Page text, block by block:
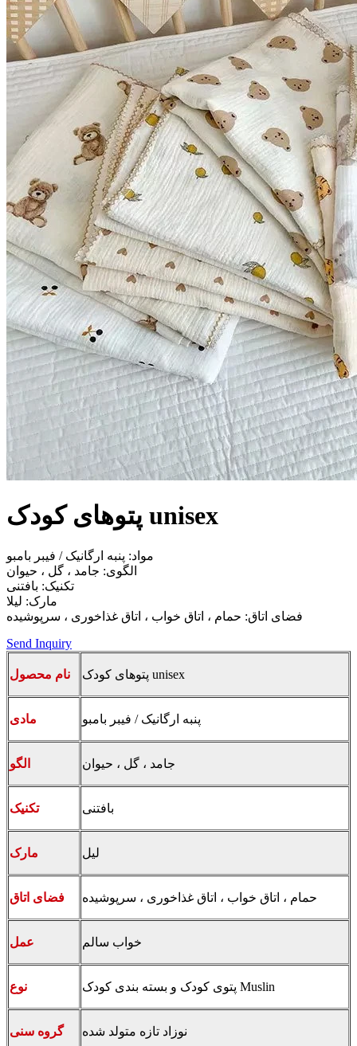
پتوهای کودک unisex
مواد: پنبه ارگانیک / فیبر بامبو
الگوی: جامد ، گل ، حیوان
تکنیک: بافتنی
مارک: لیلا
فضای اتاق: حمام ، اتاق خواب ، اتاق غذاخوری ، سرپوشیده
Send Inquiry
نام محصول پتوهای کودک unisex
مادی پنبه ارگانیک / فیبر بامبو
الگو جامد ، گل ، حیوان
تکنیک بافتنی
مارک لیل
فضای اتاق حمام ، اتاق خواب ، اتاق غذاخوری ، سرپوشیده
عمل خواب سالم
نوع پتوی کودک و بسته بندی کودک Muslin
گروه سنی نوزاد تازه متولد شده